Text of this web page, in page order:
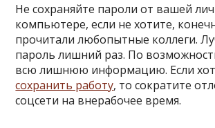
Не сохраняйте пароли от вашей
компьютере, если не хотите,
прочитали любопытные коллеги.
пароль лишний раз. По
всю лишнюю информацию. Если
сохранить работу, то сократите
соцсети на внерабочее время.